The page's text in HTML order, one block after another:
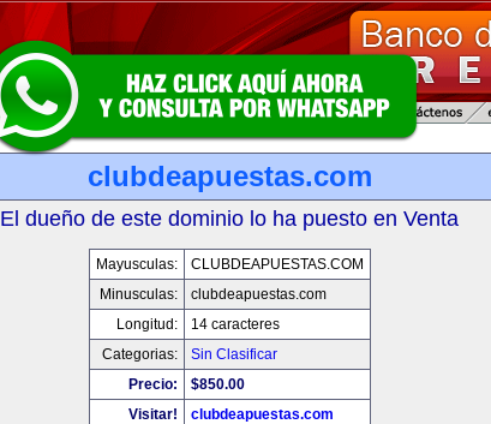
clubdeapuestas.com
El dueño de este dominio lo ha puesto en Venta
Mayusculas:
CLUBDEAPUESTAS.COM
Minusculas:
clubdeapuestas.com
Longitud:
14 caracteres
Categorias:
Sin Clasificar
Precio:
$850.00
Visitar!
clubdeapuestas.com